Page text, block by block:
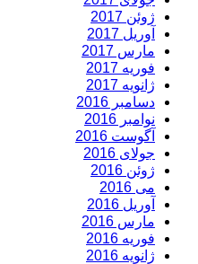
ژوئن 2017
آوریل 2017
مارس 2017
فوریه 2017
ژانویه 2017
دسامبر 2016
نوامبر 2016
آگوست 2016
جولای 2016
ژوئن 2016
می 2016
آوریل 2016
مارس 2016
فوریه 2016
ژانویه 2016